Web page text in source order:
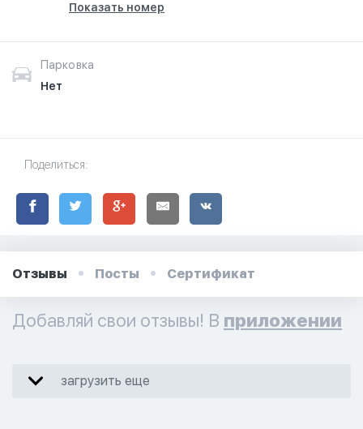
Показать номер
Парковка
Нет
Поделиться:
Отзывы Посты Сертификат
Добавляй свои отзывы! В приложении
загрузить еще